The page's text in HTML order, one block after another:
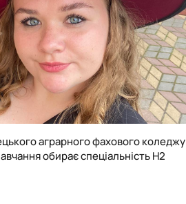
аграрного фахового коледжу
обирає спеціальність Н2